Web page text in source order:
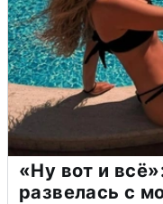
«Ну вот и
развелась с